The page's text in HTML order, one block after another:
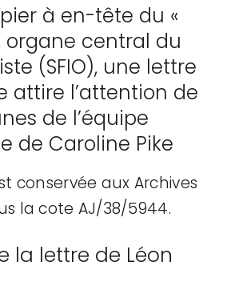
à en-tête du «
organe central du
(SFIO), une lettre
attire l’attention de
de l’équipe
de Caroline Pike
conservée aux Archives
la cote AJ/38/5944.
la lettre de Léon